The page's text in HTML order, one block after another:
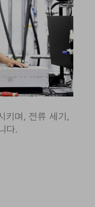
키며, 전류 세기,
다.